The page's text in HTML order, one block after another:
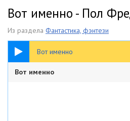
Вот именно - Пол
Из раздела Фантастика, фэнтези
Вот именно
36:47
Вот именно